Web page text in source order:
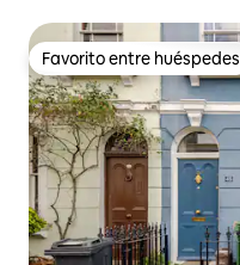
Favorito entre huéspedes
Favorito entre huéspedes